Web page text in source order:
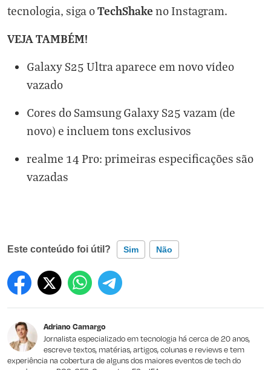
tecnologia, siga oTechShake no Instagram.
VEJA TAMBÉM!
Galaxy S25 Ultra aparece em novo vídeo
vazado
Cores do Samsung Galaxy S25 vazam (de
novo) e incluem tons exclusivos
realme 14 Pro: primeiras especificações são
vazadas
Este conteúdo foi útil? Sim Não
Este conteúdo contém informação incorreta
Outro
Adriano Camargo
Jornalista especializado em tecnologia há cerca de 20 anos,
escreve textos, matérias, artigos, colunas e reviews e tem
experiência na cobertura de alguns dos maiores eventos de tech do